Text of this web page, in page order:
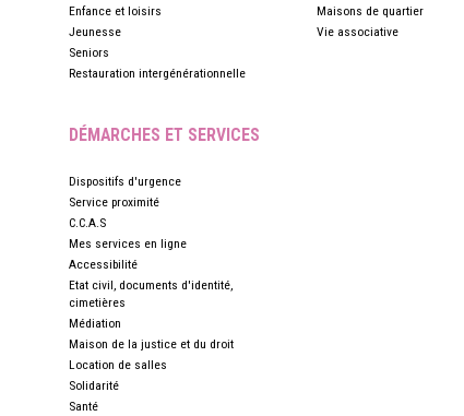
Enfance et loisirs
Jeunesse
Seniors
Restauration intergénérationnelle
Maisons de quartier
Vie associative
DÉMARCHES ET SERVICES
Dispositifs d'urgence
Service proximité
C.C.A.S
Mes services en ligne
Accessibilité
Etat civil, documents d'identité,
cimetières
Médiation
Maison de la justice et du droit
Location de salles
Solidarité
Santé